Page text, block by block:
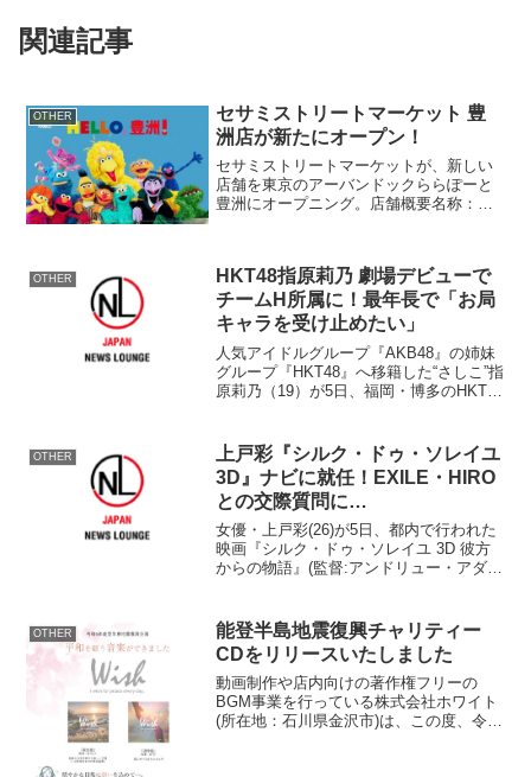
関連記事
OTHER
セサミストリートマーケット 豊
洲店が新たにオープン！
セサミストリートマーケットが、新しい
店舗を東京のアーバンドックららぽーと
豊洲にオープニング。店舗概要名称：セ
洲 区画番号...
OTHER
HKT48指原莉乃 劇場デビューで
チームH所属に！最年長で「お局
キャラを受け止めたい」
人気アイドルグループ『AKB48』の姉妹
グループ『HKT48』へ移籍した“さしこ”指
原莉乃（19）が5日、福岡・博多のHKT48
で男性との交際が報じられ、生放送の
ラ...
OTHER
上戸彩『シルク・ドゥ・ソレイユ
3D』ナビに就任！EXILE・HIRO
との交際質問に…
女優・上戸彩(26)が5日、都内で行われた
映画『シルク・ドゥ・ソレイユ 3D 彼方
からの物語』(監督:アンドリュー・アダム
見に出席した。 米ラスベガスを中心に
6...
OTHER
能登半島地震復興チャリティー
CDをリリースいたしました
動画制作や店内向けの著作権フリーの
BGM事業を行っている株式会社ホワイト
(所在地：石川県金沢市)は、この度、令和